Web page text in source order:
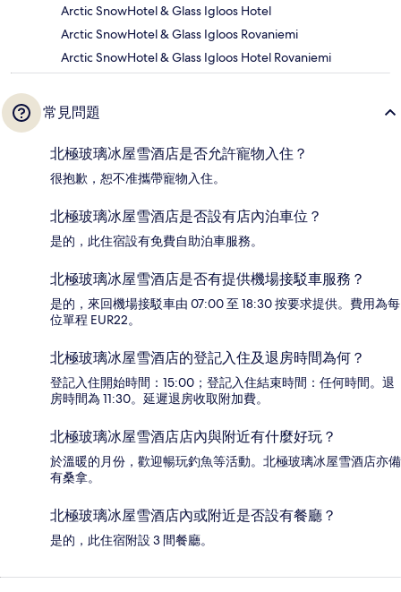
Arctic SnowHotel & Glass Igloos Hotel
Arctic SnowHotel & Glass Igloos Rovaniemi
Arctic SnowHotel & Glass Igloos Hotel Rovaniemi
常見問題
北極玻璃冰屋雪酒店是否允許寵物入住？
很抱歉，恕不准攜帶寵物入住。
北極玻璃冰屋雪酒店是否設有店內泊車位？
是的，此住宿設有免費自助泊車服務。
北極玻璃冰屋雪酒店是否有提供機場接駁車服務？
是的，來回機場接駁車由 07:00 至 18:30 按要求提供。費用為每
位單程 EUR22。
北極玻璃冰屋雪酒店的登記入住及退房時間為何？
登記入住開始時間：15:00；登記入住結束時間：任何時間。退
房時間為 11:30。延遲退房收取附加費。
北極玻璃冰屋雪酒店店內與附近有什麼好玩？
於溫暖的月份，歡迎暢玩釣魚等活動。北極玻璃冰屋雪酒店亦備
有桑拿。
北極玻璃冰屋雪酒店內或附近是否設有餐廳？
是的，此住宿附設 3 間餐廳。